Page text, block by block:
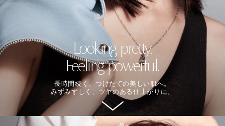
Looking pretty.
Feeling powerful.
長時間続く、つけたての美しい肌へ。
みずみずしく、ツヤのある仕上がりに。